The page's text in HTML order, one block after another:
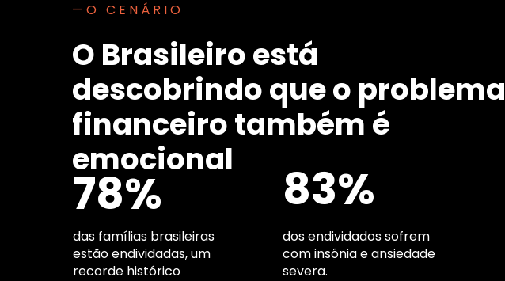
—O CENÁRIO
O Brasileiro está
descobrindo que o problema
financeiro também é
emocional
83%
78%
das famílias brasileiras
estão endividadas, um
recorde histórico
dos endividados sofrem
com insônia e ansiedade
severa.